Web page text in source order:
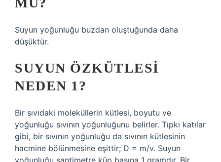
Suyun yoğunluğu buzdan oluştuğunda daha
düşüktür.
SUYUN ÖZKÜTLESI
NEDEN 1?
Bir sıvıdaki moleküllerin kütlesi, boyutu ve
yoğunluğu sıvının yoğunluğunu belirler. Tıpkı katılar
gibi, bir sıvının yoğunluğu da sıvının kütlesinin
hacmine bölünmesine eşittir; D = m/v. Suyun
yoğunluğu santimetre küp başına 1 gramdır. Bir